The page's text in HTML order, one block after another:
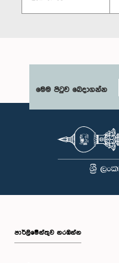
මෙම පිටුව බෙදාගන්න
පාර්ලි‌මේන්තුව නරඹන්න